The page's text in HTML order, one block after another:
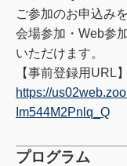
ご参加のお申込み
会場参加・Web参
いただけます。
【事前登録用URL】
https://
Im544M2Pnlq_Q
プログラム